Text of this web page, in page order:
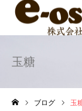
玉糖
ブログ 玉